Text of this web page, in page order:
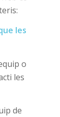
les
o
les
de